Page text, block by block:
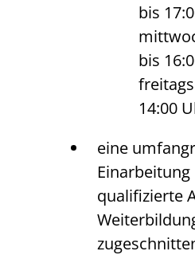
bis
bis
14:00
eine
Einarbeitung
qualifizierte